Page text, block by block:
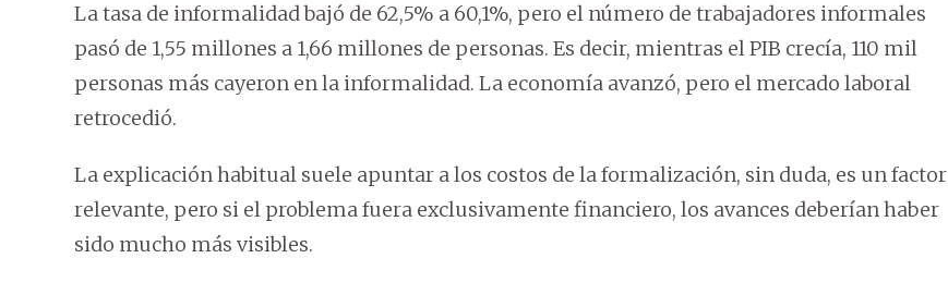
La tasa de informalidad bajó de 62,5% a 60,1%, pero el número de trabajadores informales
pasó de 1,55 millones a 1,66 millones de personas. Es decir, mientras el PIB crecía, 110 mil
personas más cayeron en la informalidad. La economía avanzó, pero el mercado laboral
retrocedió.
La explicación habitual suele apuntar a los costos de la formalización, sin duda, es un factor
relevante, pero si el problema fuera exclusivamente financiero, los avances deberían haber
sido mucho más visibles.